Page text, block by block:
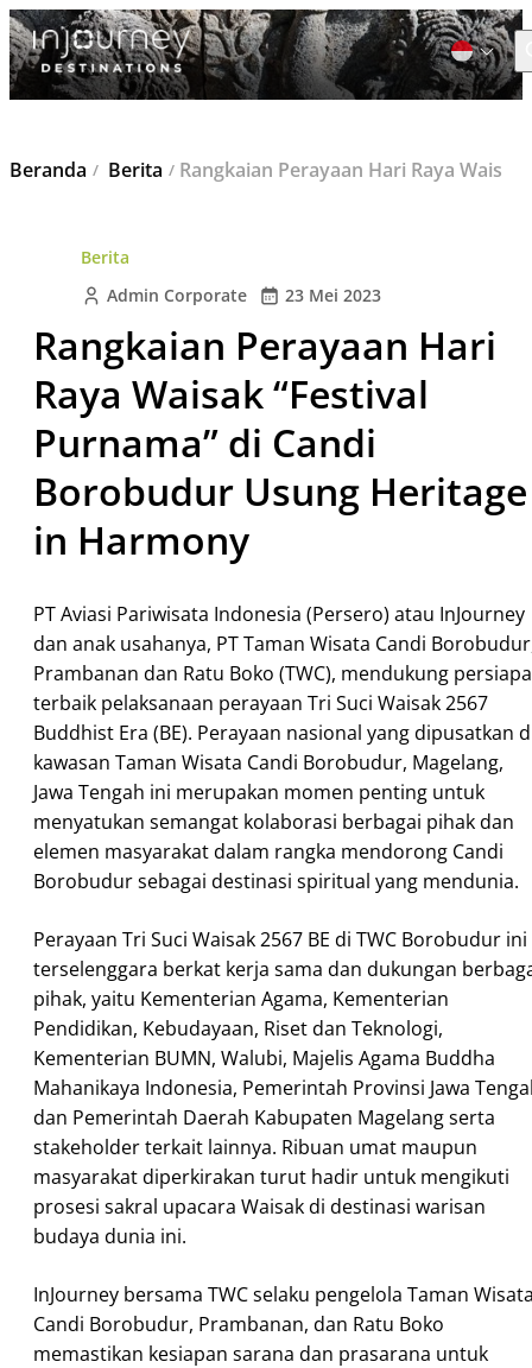
Cari
Beranda Berita Rangkaian Perayaan Hari Raya Waisak “Festival Purnama” di Candi Borobudur Usung Heritage in Harmony
Berita
Admin Corporate
23 Mei 2023
Rangkaian Perayaan Hari
Raya Waisak “Festival
Purnama” di Candi
Borobudur Usung Heritage
in Harmony
PT Aviasi Pariwisata Indonesia (Persero) atau InJourney
dan anak usahanya, PT Taman Wisata Candi
Prambanan dan Ratu Boko (TWC), mendukung
terbaik pelaksanaan perayaan Tri Suci Waisak 2567
Buddhist Era (BE). Perayaan nasional yang dipusatkan
kawasan Taman Wisata Candi Borobudur, Magelang,
Jawa Tengah ini merupakan momen penting untuk
menyatukan semangat kolaborasi berbagai pihak dan
elemen masyarakat dalam rangka mendorong Candi
Borobudur sebagai destinasi spiritual yang mendunia.
Perayaan Tri Suci Waisak 2567 BE di TWC Borobudur ini
terselenggara berkat kerja sama dan dukungan
pihak, yaitu Kementerian Agama, Kementerian
Pendidikan, Kebudayaan, Riset dan Teknologi,
Kementerian BUMN, Walubi, Majelis Agama Buddha
Mahanikaya Indonesia, Pemerintah Provinsi Jawa
dan Pemerintah Daerah Kabupaten Magelang serta
stakeholder terkait lainnya. Ribuan umat maupun
masyarakat diperkirakan turut hadir untuk mengikuti
prosesi sakral upacara Waisak di destinasi warisan
budaya dunia ini.
InJourney bersama TWC selaku pengelola Taman
Candi Borobudur, Prambanan, dan Ratu Boko
memastikan kesiapan sarana dan prasarana untuk